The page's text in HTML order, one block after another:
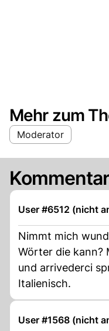
Mehr zum
Moderator
User #6512 (nicht
Nimmt mich
Wörter die kann?
und arrivederci
Italienisch.
User #1568 (nicht